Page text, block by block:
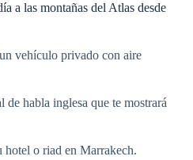
a las montañas del Atlas desde
vehículo privado con aire
habla inglesa que te mostrará
hotel o riad en Marrakech.